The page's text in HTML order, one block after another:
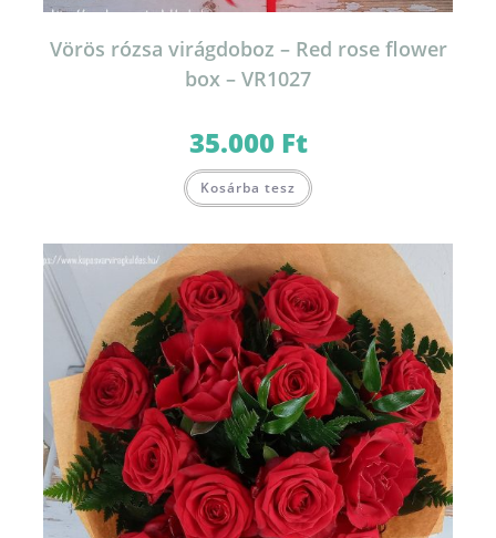
Vörös rózsa virágdoboz – Red rose flower
box – VR1027
35.000 Ft
Kosárba tesz